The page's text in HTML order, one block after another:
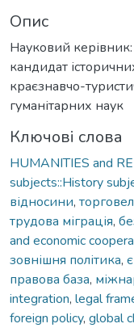
Опис
Науковий
кандидат
краєзнавчо-
гуманітарних наук
Ключові слова
HUMANITIES and
subjects::History
відносини,
трудова міграція,
and economic
зовнішня політика,
правова база,
integration, legal
foreign policy, global